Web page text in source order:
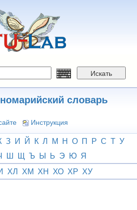
Искать
словарь
Инструкция
З И Й К Л М Н О П Р С Т У
Ш Щ Ъ Ы Ь Э Ю Я
ХЛ ХМ ХН ХО ХР ХУ